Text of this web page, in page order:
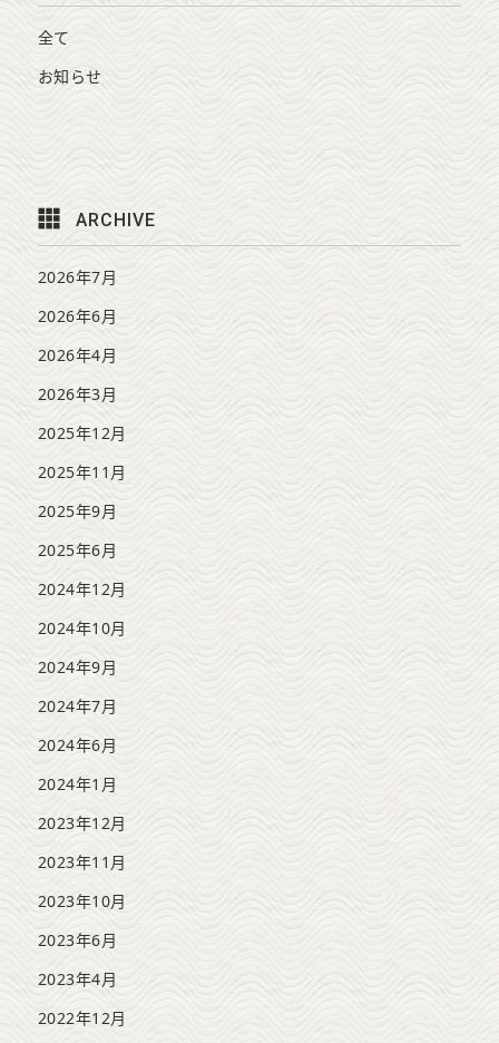
全て
お知らせ
ARCHIVE
2026年7月
2026年6月
2026年4月
2026年3月
2025年12月
2025年11月
2025年9月
2025年6月
2024年12月
2024年10月
2024年9月
2024年7月
2024年6月
2024年1月
2023年12月
2023年11月
2023年10月
2023年6月
2023年4月
2022年12月